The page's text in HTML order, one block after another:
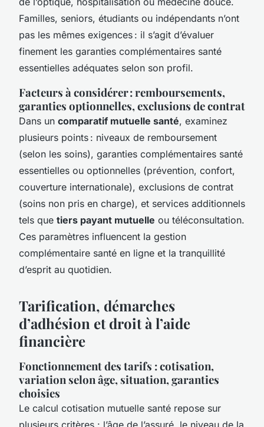
Familles, seniors, étudiants ou indépendants n’ont
pas les mêmes exigences : il s’agit d’évaluer
finement les garanties complémentaires santé
essentielles adéquates selon son profil.
Facteurs à considérer : remboursements,
garanties optionnelles, exclusions de contrat
Dans un comparatif mutuelle santé, examinez
plusieurs points : niveaux de remboursement
(selon les soins), garanties complémentaires santé
essentielles ou optionnelles (prévention, confort,
couverture internationale), exclusions de contrat
(soins non pris en charge), et services additionnels
tels que tiers payant mutuelle ou téléconsultation.
Ces paramètres influencent la gestion
complémentaire santé en ligne et la tranquillité
d’esprit au quotidien.
Tarification, démarches
d’adhésion et droit à l’aide
financière
Fonctionnement des tarifs : cotisation,
variation selon âge, situation, garanties
choisies
Le calcul cotisation mutuelle santé repose sur
plusieurs critères : l’âge de l’assuré, le niveau de la